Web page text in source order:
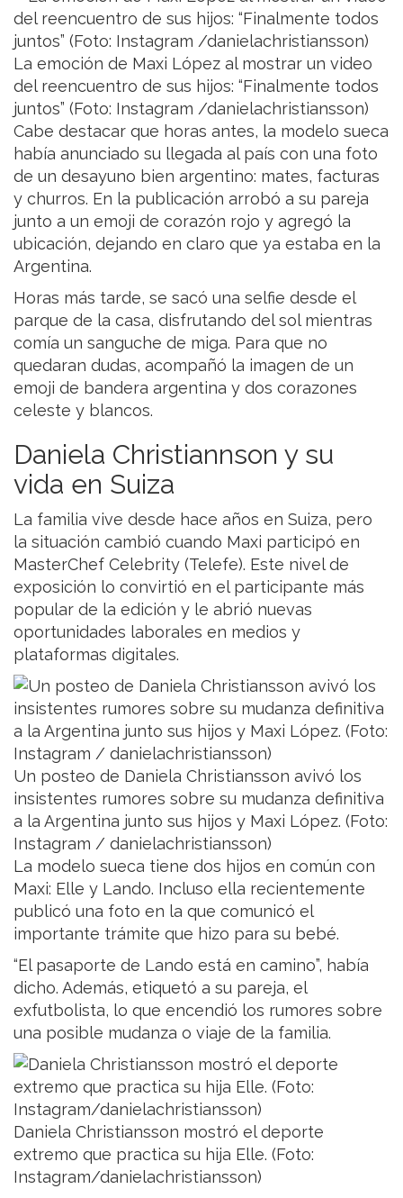
La emoción de Maxi López al mostrar un video
del reencuentro de sus hijos: “Finalmente todos
juntos” (Foto: Instagram /danielachristiansson)
Cabe destacar que horas antes, la modelo sueca
había anunciado su llegada al país con una foto
de un desayuno bien argentino: mates, facturas
y churros. En la publicación arrobó a su pareja
junto a un emoji de corazón rojo y agregó la
ubicación, dejando en claro que ya estaba en la
Argentina.
Horas más tarde, se sacó una selfie desde el
parque de la casa, disfrutando del sol mientras
comía un sanguche de miga. Para que no
quedaran dudas, acompañó la imagen de un
emoji de bandera argentina y dos corazones
celeste y blancos.
Daniela Christiannson y su
vida en Suiza
La familia vive desde hace años en Suiza, pero
la situación cambió cuando Maxi participó en
MasterChef Celebrity (Telefe). Este nivel de
exposición lo convirtió en el participante más
popular de la edición y le abrió nuevas
oportunidades laborales en medios y
plataformas digitales.
Un posteo de Daniela Christiansson avivó los
insistentes rumores sobre su mudanza definitiva
a la Argentina junto sus hijos y Maxi López. (Foto:
Instagram / danielachristiansson)
La modelo sueca tiene dos hijos en común con
Maxi: Elle y Lando. Incluso ella recientemente
publicó una foto en la que comunicó el
importante trámite que hizo para su bebé.
“El pasaporte de Lando está en camino”, había
dicho. Además, etiquetó a su pareja, el
exfutbolista, lo que encendió los rumores sobre
una posible mudanza o viaje de la familia.
Daniela Christiansson mostró el deporte
extremo que practica su hija Elle. (Foto:
Instagram/danielachristiansson)